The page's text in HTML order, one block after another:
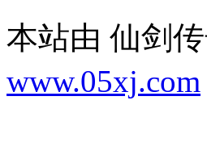
本站由 仙剑
www.05xj.com